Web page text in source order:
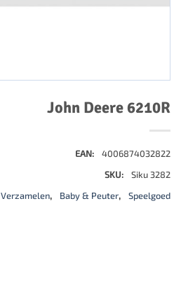
John Deere 6210R
EAN:
4006874032822
SKU:
Siku 3282
Verzamelen, Baby & Peuter, Speelgoed